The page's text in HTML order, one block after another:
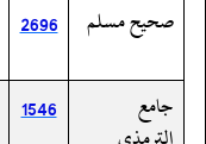
صحيح مسلم
2696
جامع
1546